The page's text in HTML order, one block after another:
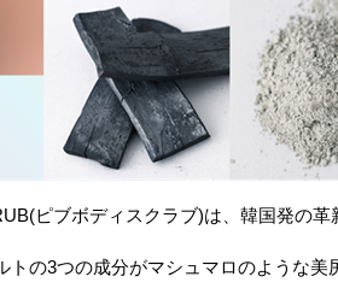
ピブボディスクラブ)は、韓国発の革
トの3つの成分がマシュマロのような美